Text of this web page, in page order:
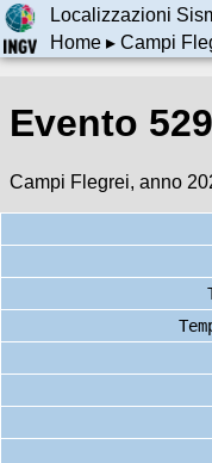
Localizzazioni
Home▸ Campi
Evento
Campi Flegrei, anno